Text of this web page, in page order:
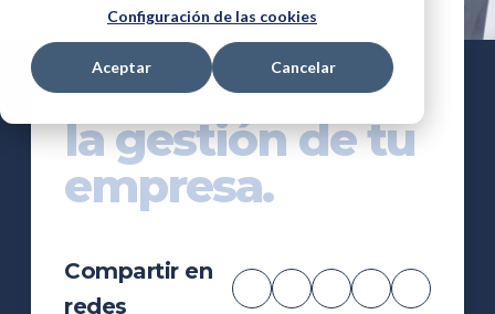
Configuración de las cookies
Aceptar Cancelar
Integraciones
de Sage 50 para
la gestión de tu
empresa.
Compartir en
redes